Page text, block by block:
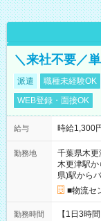
＼来社不要／
派遣 職種未経験OK
WEB登録・面接OK
給与 時給1,300
勤務地
千葉県木更
木更津駅
県)駅から
■物流セ
勤務時間
【1日3時